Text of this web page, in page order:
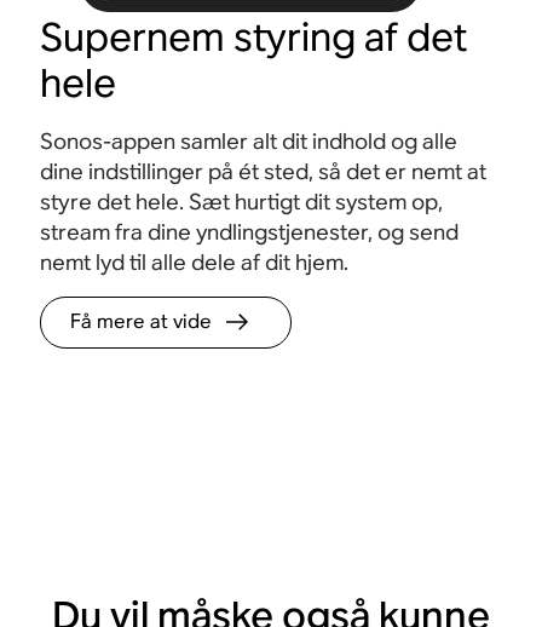
Supernem styring af det
hele
Sonos-appen samler alt dit indhold og alle
dine indstillinger på ét sted, så det er nemt at
styre det hele. Sæt hurtigt dit system op,
stream fra dine yndlingstjenester, og send
nemt lyd til alle dele af dit hjem.
Få mere at vide
Du vil måske også kunne